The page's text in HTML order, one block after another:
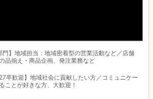
門】地域担当：地域密着型の営業活動など／店舗
品揃え・商品企画、発注業務など
27卒歓迎】地域社会に貢献したい方／コミュニケー
ことが好きな方、大歓迎！